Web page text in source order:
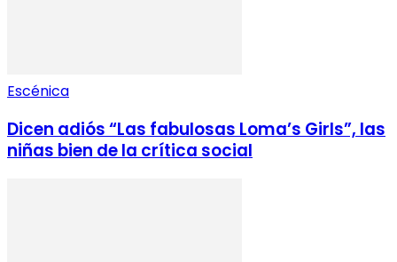
Escénica
Dicen adiós “Las fabulosas Loma’s Girls”, las
niñas bien de la crítica social